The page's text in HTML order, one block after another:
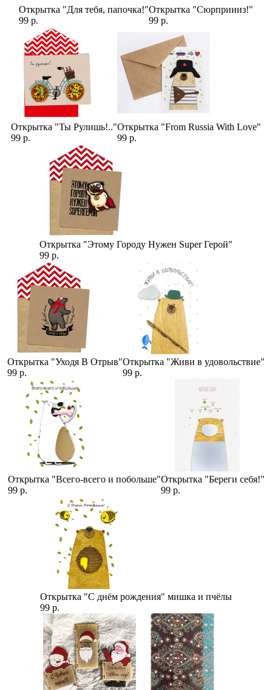
Открытка "Для тебя, папочка!"
99 р.
Открытка "Сюрприииз!"
99 р.
Открытка "Ты Рулишь!.."
99 р.
Открытка "From Russia With Love"
99 р.
Открытка "Этому Городу Нужен Super Герой"
99 р.
Открытка "Уходя В Отрыв"
99 р.
Открытка "Живи в удовольствие"
99 р.
Открытка "Всего-всего и побольше"
99 р.
Открытка "Береги себя!"
99 р.
Открытка "С днём рождения" мишка и пчёлы
99 р.